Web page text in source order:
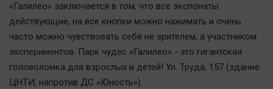
«Галилео» заключается в том, что все экспонаты
действующие, на все кнопки можно нажимать и очень
часто можно чувствовать себя не зрителем, а участником
экспериментов. Парк чудес «Галилео» - это гигантская
головоломка для взрослых и детей! Ул. Труда, 157 (здание
ЦНТИ, напротив ДС «Юность»).